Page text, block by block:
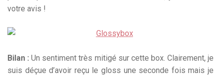
votre avis !
Bilan : Un sentiment très mitigé sur cette box. Clairement, je
suis déçue d’avoir reçu le gloss une seconde fois mais je